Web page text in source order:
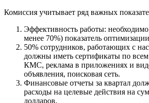
Комиссия учитывает ряд важных
Эффективность работы:
менее 70%) показатель
50% сотрудников, работающих с
должны иметь сертификаты по
КМС, реклама в приложениях и
объявления, поисковая сеть.
Финансовые отчеты за квартал
расходы на целевые действия на
долларов.